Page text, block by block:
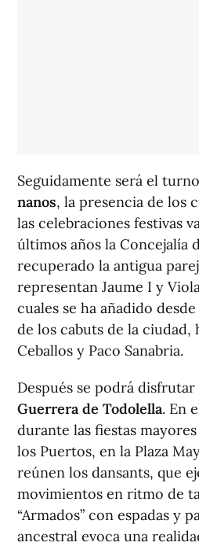
Seguidamente será el
nanos, la presencia de los
las celebraciones festivas
últimos años la Concejalía
recuperado la antigua
representan Jaume I y
cuales se ha añadido
de los cabuts de la ciudad,
Ceballos y Paco Sanabria.
Después se podrá
Guerrera de Todolella. En
durante las fiestas
los Puertos, en la Plaza
reúnen los dansants, que
movimientos en ritmo de
“Armados” con espadas y
ancestral evoca una